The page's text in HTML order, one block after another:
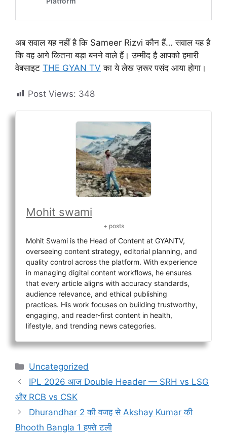
अब सवाल यह नहीं है कि Sameer Rizvi कौन हैं… सवाल यह है
कि वह आगे कितना बड़ा बनने वाले हैं। उम्मीद है आपको हमारी
वेबसाइट THE GYAN TV का ये लेख ज़रूर पसंद आया होगा।
Post Views: 348
Mohit swami
+ posts
Mohit Swami is the Head of Content at GYANTV,
overseeing content strategy, editorial planning, and
quality control across the platform. With experience
in managing digital content workflows, he ensures
that every article aligns with accuracy standards,
audience relevance, and ethical publishing
practices. His work focuses on building trustworthy,
engaging, and reader-first content in health,
lifestyle, and trending news categories.
Categories
Uncategorized
IPL 2026 आज Double Header — SRH vs LSG
और RCB vs CSK
Dhurandhar 2 की वजह से Akshay Kumar की
Bhooth Bangla 1 हफ्ते टली